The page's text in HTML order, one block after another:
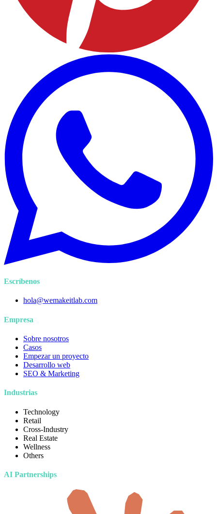
Escríbenos
hola@wemakeitlab.com
Empresa
Sobre nosotros
Casos
Empezar un proyecto
Desarrollo web
SEO & Marketing
Industrias
Technology
Retail
Cross-Industry
Real Estate
Wellness
Others
AI Partnerships